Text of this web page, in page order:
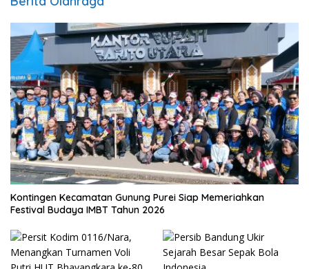
Kontingen Kecamatan Gunung Purei Siap Memeriahkan
Festival Budaya IMBT Tahun 2026